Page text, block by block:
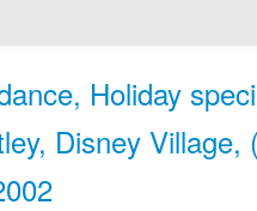
Holiday
Disney Village,